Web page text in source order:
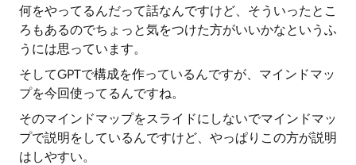
何をやってるんだって話なんですけど、そういったとこ
ろもあるのでちょっと気をつけた方がいいかなというふ
うには思っています。
そしてGPTで構成を作っているんですが、マインドマッ
プを今回使ってるんですね。
そのマインドマップをスライドにしないでマインドマッ
プで説明をしているんですけど、やっぱりこの方が説明
はしやすい。